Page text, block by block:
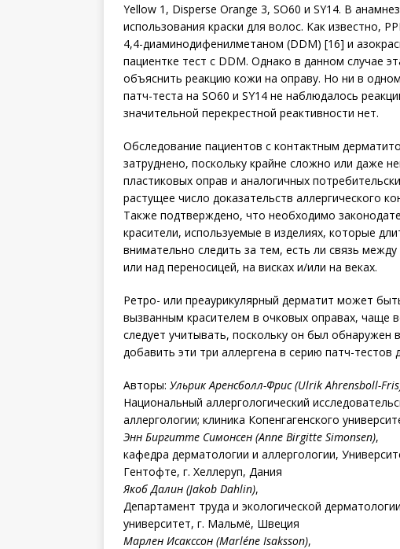
Yellow 1, Disperse Orange 3, SO60 и SY14. В
использования краски для волос. Как известно,
4,4-диаминодифенилметаном (DDM) [16] и
пациентке тест с DDM. Однако в данном случае
объяснить реакцию кожи на оправу. Но ни в
патч-теста на SO60 и SY14 не наблюдалось
значительной перекрестной реактивности нет.
Обследование пациентов с контактным
затруднено, поскольку крайне сложно или даже
пластиковых оправ и аналогичных
растущее число доказательств аллергического
Также подтверждено, что необходимо
красители, используемые в изделиях, которые
внимательно следить за тем, есть ли связь
или над переносицей, на висках и/или на веках.
Ретро- или преаурикулярный дерматит может
вызванным красителем в очковых оправах, чаще
следует учитывать, поскольку он был
добавить эти три аллергена в серию патч-тестов
Авторы: Ульрик Аренсболл-Фрис (Ulrik Ahrensboll-
Национальный аллергологический
аллергологии; клиника Копенгагенского
Энн Биргитте Симонсен (Anne Birgitte Simonsen),
кафедра дерматологии и аллергологии,
Гентофте, г. Хеллеруп, Дания
Якоб Далин (Jakob Dahlin),
Департамент труда и экологической
университет, г. Мальмё, Швеция
Марлен Исакссон (Marléne Isaksson),